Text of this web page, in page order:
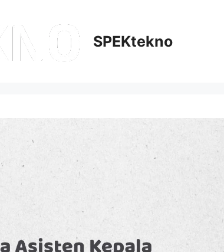
SPEKtekno